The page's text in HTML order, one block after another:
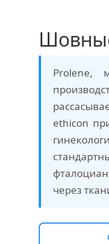
Prolene,
ethicon
через